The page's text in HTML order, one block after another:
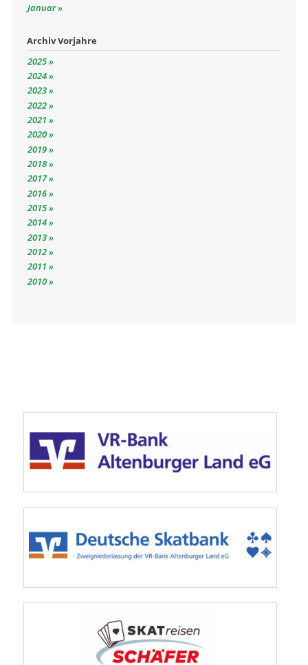
Januar
Archiv Vorjahre
2025
2024
2023
2022
2021
2020
2019
2018
2017
2016
2015
2014
2013
2012
2011
2010